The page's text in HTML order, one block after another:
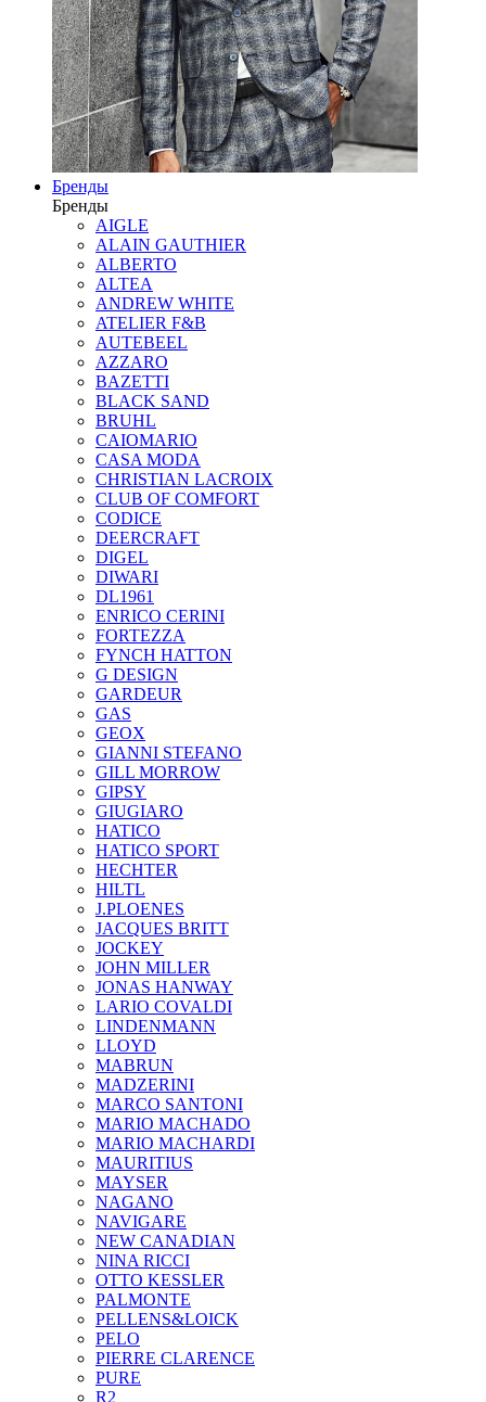
Бренды
Бренды
AIGLE
ALAIN GAUTHIER
ALBERTO
ALTEA
ANDREW WHITE
ATELIER F&B
AUTEBEEL
AZZARO
BAZETTI
BLACK SAND
BRUHL
CAIOMARIO
CASA MODA
CHRISTIAN LACROIX
CLUB OF COMFORT
CODICE
DEERCRAFT
DIGEL
DIWARI
DL1961
ENRICO CERINI
FORTEZZA
FYNCH HATTON
G DESIGN
GARDEUR
GAS
GEOX
GIANNI STEFANO
GILL MORROW
GIPSY
GIUGIARO
HATICO
HATICO SPORT
HECHTER
HILTL
J.PLOENES
JAСQUES BRITT
JOCKEY
JOHN MILLER
JONAS HANWAY
LARIO COVALDI
LINDENMANN
LLOYD
MABRUN
MADZERINI
MARCO SANTONI
MARIO MACHADO
MARIO MACHARDI
MAURITIUS
MAYSER
NAGANO
NAVIGARE
NEW CANADIAN
NINA RICCI
OTTO KESSLER
PALMONTE
PELLENS&LOICK
PELO
PIERRE CLARENCE
PURE
R2